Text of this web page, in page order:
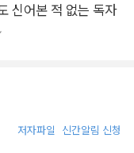
신어본 적 없는 독자
저자파일 신간알림 신청